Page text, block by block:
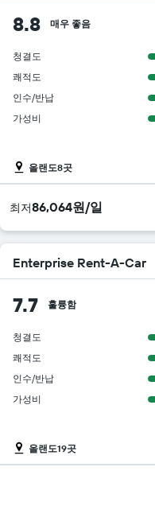
8.8 매우 좋음
청결도
쾌적도
인수/반납
가성비
올랜도8곳
​최저86,064원/일
Enterprise Rent-A-Car
7.7 훌륭함
청결도
쾌적도
인수/반납
가성비
올랜도19곳